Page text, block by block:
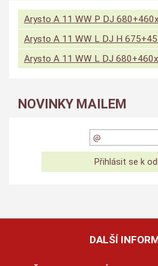
Arysto A 11 WW P DJ
Arysto A 11 WW L DJ H
Arysto A 11 WW L DJ
NOVINKY MAILEM
DALŠÍ